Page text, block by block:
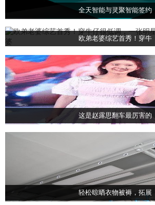
全天智能与灵聚智能签约
欧弟老婆综艺首秀！穿牛
这是赵露思翻车最厉害的
轻松晾晒衣物被褥，拓展